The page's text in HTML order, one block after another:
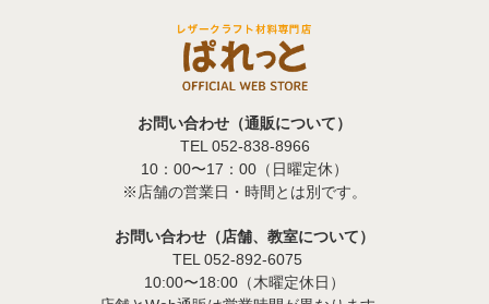
お問い合わせ（通販について）
TEL 052-838-8966
10：00〜17：00（日曜定休）
※店舗の営業日・時間とは別です。
お問い合わせ（店舗、教室について）
TEL 052-892-6075
10:00〜18:00（木曜定休日）